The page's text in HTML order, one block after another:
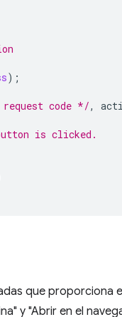
);
code */,
is clicked.
que proporciona
y "Abrir en el